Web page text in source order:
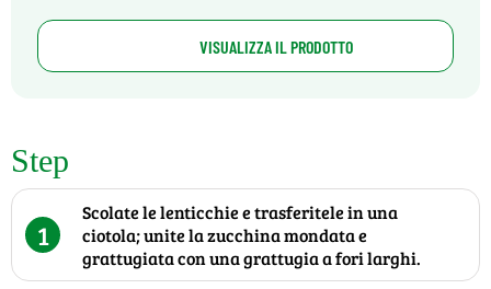
VISUALIZZA IL PRODOTTO
Step
1
Scolate le lenticchie e trasferitele in una
ciotola; unite la zucchina mondata e
grattugiata con una grattugia a fori larghi.